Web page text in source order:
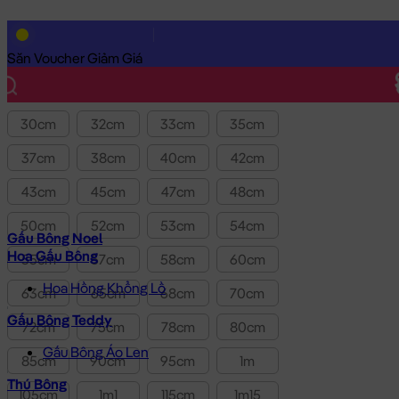
Săn Voucher Giảm Giá
Gấu Bông Noel
Hoa Gấu Bông
Hoa Hồng Khổng Lồ
Gấu Bông Teddy
Gấu Bông Áo Len
Thú Bông
Lọc theo Giá SP:
Giá
Kích thước
30cm 32cm 33cm
35cm
37cm
38cm 40cm
42cm
43cm
45cm 47cm
48cm
50cm
52cm 53cm
54cm
55cm
57cm 58cm
60cm
63cm
65cm 68cm
70cm
72cm
75cm 78cm
80cm
85cm
90cm 95cm
1m
105cm
1m1 115cm
1m15